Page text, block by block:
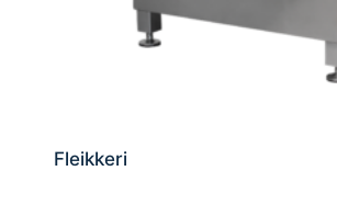
Fleikkeri